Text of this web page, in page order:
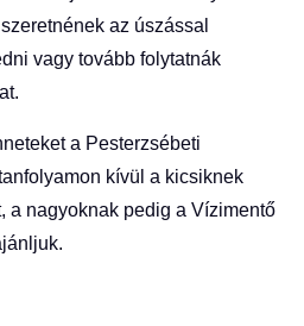
az úszással
vagy tovább folytatnák
a Pesterzsébeti
kívül a kicsiknek
a nagyoknak pedig a Vízimentő